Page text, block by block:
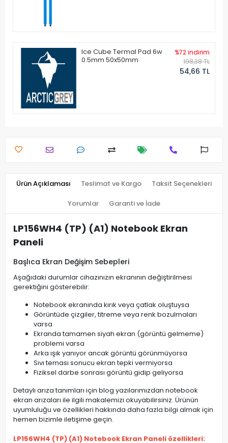
Ice Cube Termal Pad 6w
0.5mm 50x50mm
%72 indirim
198,38 TL
54,66 TL
Ürün Açıklaması Teslimat ve Kargo Taksit Seçenekleri
Yorumlar Garanti ve İade
LP156WH4 (TP) (A1) Notebook Ekran
Paneli
Başlıca Ekran Değişim Sebepleri
Aşağıdaki durumlar cihazınızın ekranının değiştirilmesi
gerektiğini gösterebilir:
Notebook ekranında kırık veya çatlak oluştuysa
Görüntüde çizgiler, titreme veya renk bozulmaları
varsa
Ekranda tamamen siyah ekran (görüntü gelmeme)
problemi varsa
Arka ışık yanıyor ancak görüntü görünmüyorsa
Sıvı teması sonucu ekran tepki vermiyorsa
Fiziksel darbe sonrası görüntü gidip geliyorsa
Detaylı arıza tanımları için blog yazılarımızdan notebook
ekran arızaları ile ilgili makalemizi okuyabilirsiniz. Ürünün
uyumluluğu ve özellikleri hakkında daha fazla bilgi almak için
hemen bizimle iletişime geçin.
LP156WH4 (TP) (A1) Notebook Ekran Paneli özellikleri: